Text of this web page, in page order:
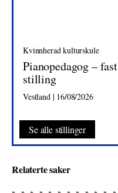
Kvinnherad kulturskule
Pianopedagog – fast
stilling
Vestland | 16/08/2026
Se alle stillinger
Relaterte saker